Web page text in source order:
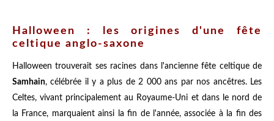
Halloween : les origines d'une fête
celtique anglo-saxone
Halloween trouverait ses racines dans l'ancienne fête celtique de
Samhain, célébrée il y a plus de 2 000 ans par nos ancêtres. Les
Celtes, vivant principalement au Royaume-Uni et dans le nord de
la France, marquaient ainsi la fin de l'année, associée à la fin des